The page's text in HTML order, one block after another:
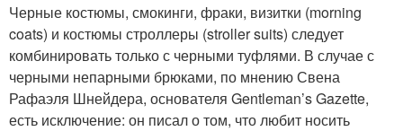
Черные костюмы, смокинги, фраки, визитки (morning
coats) и костюмы строллеры (stroller suits) следует
комбинировать только с черными туфлями. В случае с
черными непарными брюками, по мнению Свена
Рафаэля Шнейдера, основателя Gentleman’s Gazette,
есть исключение: он писал о том, что любит носить